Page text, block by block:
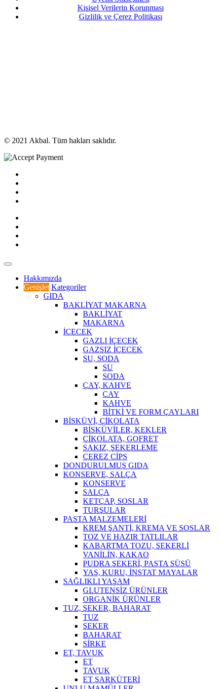
Kişisel Verilerin Korunması
Gizlilik ve Çerez Politikası
© 2021 Akbal. Tüm hakları saklıdır.
Hakkımızda
Genişlet Kategoriler
GIDA
BAKLİYAT MAKARNA
BAKLİYAT
MAKARNA
İÇECEK
GAZLI İÇECEK
GAZSIZ İÇECEK
SU, SODA
SU
SODA
ÇAY, KAHVE
ÇAY
KAHVE
BİTKİ VE FORM ÇAYLARI
BİSKÜVİ, ÇİKOLATA
BİSKÜVİLER, KEKLER
ÇİKOLATA, GOFRET
SAKIZ, ŞEKERLEME
ÇEREZ CİPS
DONDURULMUŞ GIDA
KONSERVE, SALÇA
KONSERVE
SALÇA
KETÇAP, SOSLAR
TURŞULAR
PASTA MALZEMELERİ
KREM ŞANTİ, KREMA VE SOSLAR
TOZ VE HAZIR TATLILAR
KABARTMA TOZU, ŞEKERLİ
VANİLİN, KAKAO
PUDRA ŞEKERİ, PASTA SÜSÜ
YAŞ, KURU, İNSTAT MAYALAR
SAĞLIKLI YAŞAM
GLUTENSİZ ÜRÜNLER
ORGANİK ÜRÜNLER
TUZ, ŞEKER, BAHARAT
TUZ
ŞEKER
BAHARAT
SİRKE
ET, TAVUK
ET
TAVUK
ET ŞARKÜTERİ